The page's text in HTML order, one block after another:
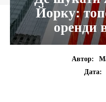
Йорку:
оренди
Автор:
Дата: